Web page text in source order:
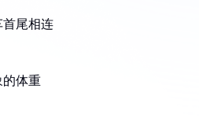
首尾相连
的体重